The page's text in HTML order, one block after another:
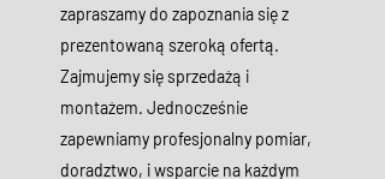
zapraszamy do zapoznania się z
prezentowaną szeroką ofertą.
Zajmujemy się sprzedażą i
montażem. Jednocześnie
zapewniamy profesjonalny pomiar,
doradztwo, i wsparcie na każdym